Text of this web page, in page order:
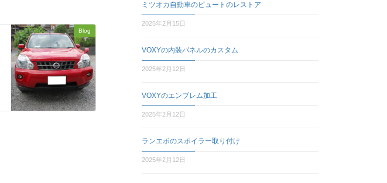
Blog
ミツオカ自動車のビュートのレストア
2025年2月15日
VOXYの内装パネルのカスタム
2025年2月12日
VOXYのエンブレム加工
2025年2月12日
ランエボのスポイラー取り付け
2025年2月12日